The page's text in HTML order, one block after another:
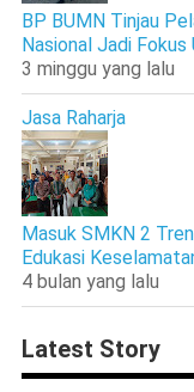
BP BUMN Tinjau
Nasional Jadi Fokus
3 minggu yang lalu
Jasa Raharja
Masuk SMKN 2
Edukasi
4 bulan yang lalu
Latest Story